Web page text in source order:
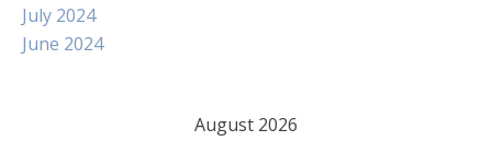
July 2024
June 2024
August 2026